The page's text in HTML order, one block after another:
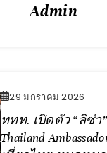
Admin
29 มกราคม 2026
ททท. เปิดตัว “ลิซ่า”
Thailand